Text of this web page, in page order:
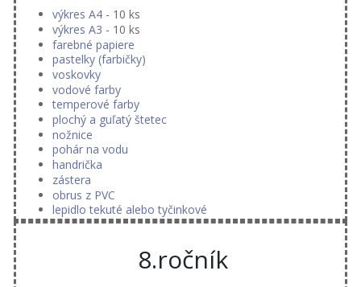
výkres A4 - 10 ks
výkres A3 - 10 ks
farebné papiere
pastelky (farbičky)
voskovky
vodové farby
temperové farby
plochý a guľatý štetec
nožnice
pohár na vodu
handrička
zástera
obrus z PVC
lepidlo tekuté alebo tyčinkové
8.ročník